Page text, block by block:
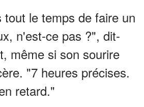
le temps de faire un
n'est-ce pas ?", dit-
même si son sourire
"7 heures précises.
retard."